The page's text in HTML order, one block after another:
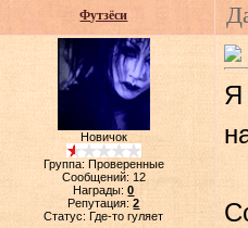
Футзёси
Новичок
Группа: Проверенные
Сообщений: 12
Награды:0
Репутация:2
Статус:Где-то гуляет
Я